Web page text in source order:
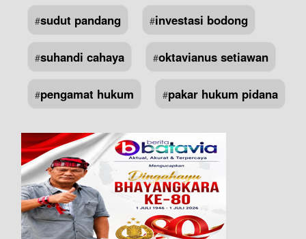
#sudut pandang #investasi bodong
#suhandi cahaya #oktavianus setiawan
#pengamat hukum #pakar hukum pidana